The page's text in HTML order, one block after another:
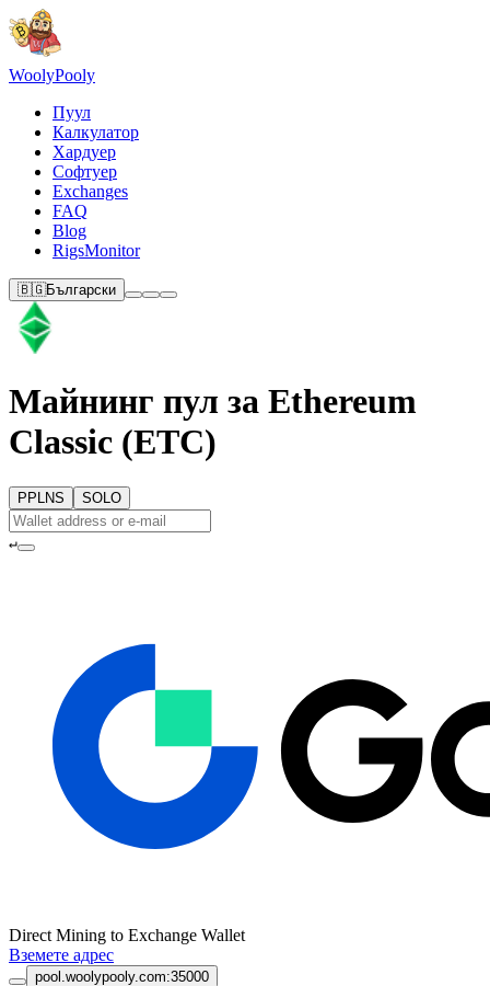
WoolyPooly
Пуул
Калкулатор
Хардуер
Софтуер
Exchanges
FAQ
Blog
RigsMonitor
🇧🇬Български
Майнинг пул за Ethereum
Classic (ETC)
PPLNS SOLO
↵
Direct Mining to Exchange Wallet
Вземете адрес
pool.woolypooly.com:35000